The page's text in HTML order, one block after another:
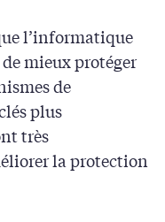
l’informatique
mieux protéger
de
plus
très
la protection